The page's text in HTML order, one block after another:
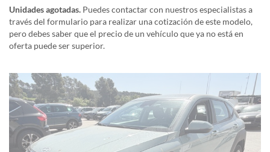
Unidades agotadas. Puedes contactar con nuestros especialistas a
través del formulario para realizar una cotización de este modelo,
pero debes saber que el precio de un vehículo que ya no está en
oferta puede ser superior.